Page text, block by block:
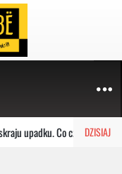
DZISIAJ
upadku. Co czeka